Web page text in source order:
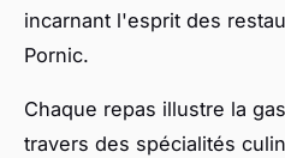
incarnant l'esprit des
Pornic.
Chaque repas illustre la
travers des spécialités